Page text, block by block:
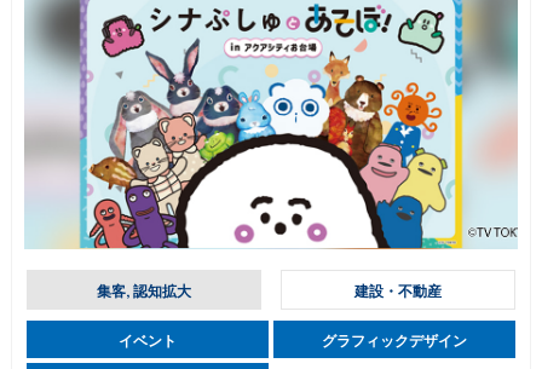
集客, 認知拡大 建設・不動産
イベント グラフィックデザイン